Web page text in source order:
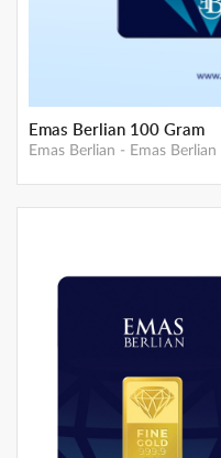
Emas Berlian 50 Gram
Emas Berlian - Emas Berlian